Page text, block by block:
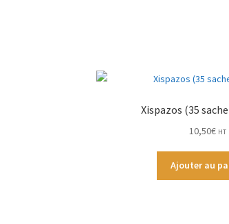
Xispazos (35
10,50€ HT
Ajouter au